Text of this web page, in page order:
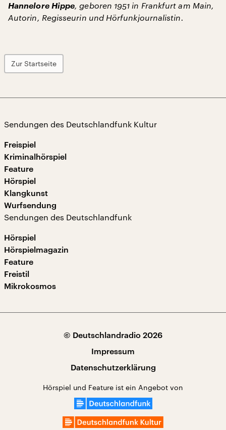
Hannelore Hippe, geboren 1951 in Frankfurt am Main,
Autorin, Regisseurin und Hörfunkjournalistin.
Zur Startseite
Sendungen des Deutschlandfunk Kultur
Freispiel
Kriminalhörspiel
Feature
Hörspiel
Klangkunst
Wurfsendung
Sendungen des Deutschlandfunk
Hörspiel
Hörspielmagazin
Feature
Freistil
Mikrokosmos
© Deutschlandradio 2026
Impressum
Datenschutzerklärung
Hörspiel und Feature ist ein Angebot von